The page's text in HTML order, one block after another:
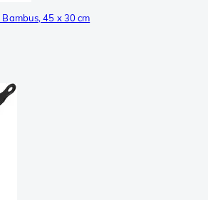
45 x 30 cm